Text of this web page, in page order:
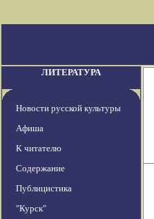
ЛИТЕРАТУРА
Новости русской культуры
Афиша
К читателю
Содержание
Публицистика
"Курск"